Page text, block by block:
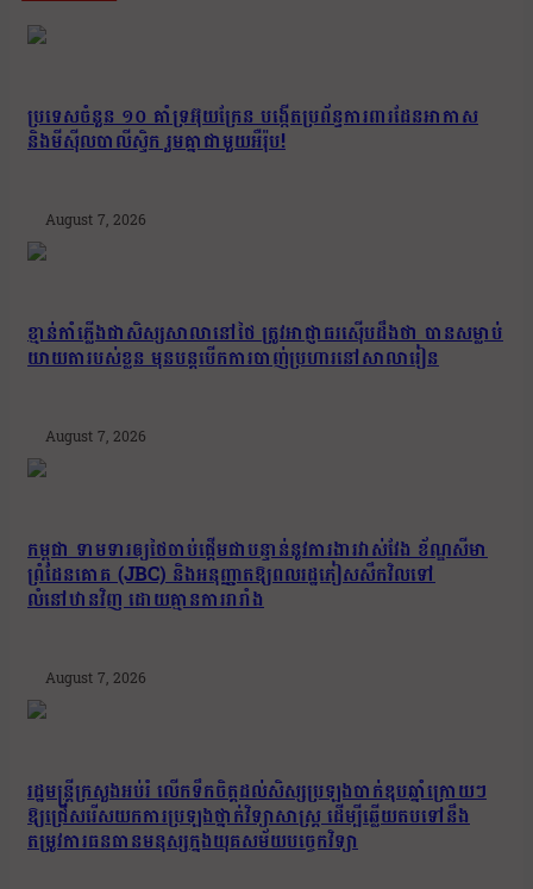
ប្រទេសចំនួន ១០ គាំទ្រអ៊ុយក្រែន បង្កើតប្រព័ន្ធការពារដែនអាកាស
និងមីស៊ីលបាលីស្ទិក រួមគ្នាជាមួយអឺរ៉ុប!
August 7, 2026
ខ្មាន់កាំភ្លើងជាសិស្សសាលានៅថៃ ត្រូវអាជ្ញាធរស៊ើបដឹងថា បានសម្លាប់
យាយតារបស់ខ្លួន មុនបន្តបើកការបាញ់ប្រហារនៅសាលារៀន
August 7, 2026
កម្ពុជា ទាមទារឲ្យថៃចាប់ផ្តើមជាបន្ទាន់នូវការងារវាស់វែង ខ័ណ្ឌសីមា
ព្រំដែនគោគ (JBC) និងអនុញ្ញាតឱ្យពលរដ្ឋភៀសសឹកវិលទៅ
លំនៅឋានវិញ ដោយគ្មានការរារាំង
August 7, 2026
រដ្ឋមន្រ្តីក្រសួងអប់រំ លើកទឹកចិត្តដល់សិស្សប្រឡងបាក់ឌុបឆ្នាំក្រោយៗ
ឱ្យជ្រើសរើសយកការប្រឡងថ្នាក់វិទ្យាសាស្ត្រ ដើម្បីឆ្លើយតបទៅនឹង
តម្រូវការធនធានមនុស្សក្នុងយុគសម័យបច្ចេកវិទ្យា